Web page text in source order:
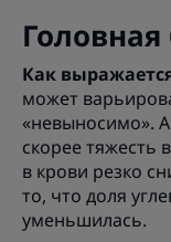
Головная
Как
может
«невыносимо».
скорее тяжесть
в крови резко
то, что доля
уменьшилась.